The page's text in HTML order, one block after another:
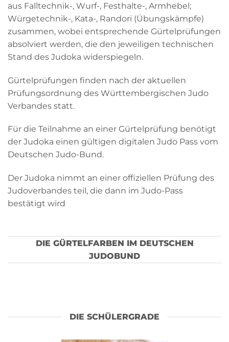
aus Falltechnik-, Wurf-, Festhalte-, Armhebel;
Würgetechnik-, Kata-, Randori (Übungskämpfe)
zusammen, wobei entsprechende Gürtelprüfungen
absolviert werden, die den jeweiligen technischen
Stand des Judoka widerspiegeln.
Gürtelprüfungen finden nach der aktuellen
Prüfungsordnung des Württembergischen Judo
Verbandes statt.
Für die Teilnahme an einer Gürtelprüfung benötigt
der Judoka einen gültigen digitalen Judo Pass vom
Deutschen Judo-Bund.
Der Judoka nimmt an einer offiziellen Prüfung des
Judoverbandes teil, die dann im Judo-Pass
bestätigt wird
DIE GÜRTELFARBEN IM DEUTSCHEN
JUDOBUND
DIE SCHÜLERGRADE